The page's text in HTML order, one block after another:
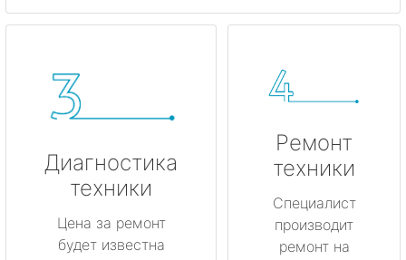
Диагностика
техники
Цена за ремонт
будет известна
Ремонт
техники
Специалист
производит
ремонт на